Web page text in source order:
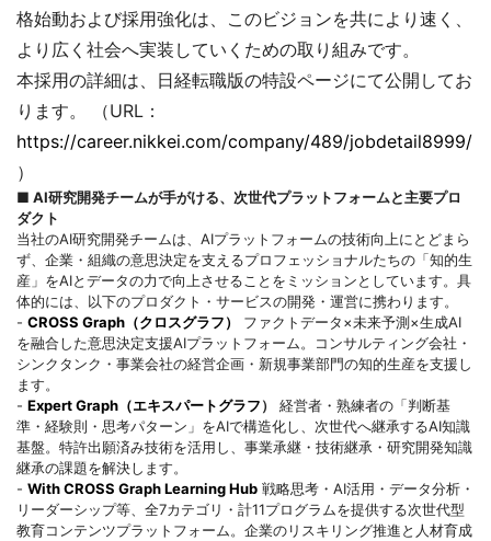
格始動および採用強化は、このビジョンを共により速く、
より広く社会へ実装していくための取り組みです。
本採用の詳細は、日経転職版の特設ページにて公開してお
ります。 （URL：
https://career.nikkei.com/company/489/jobdetail8999/
）
■ AI研究開発チームが手がける、次世代プラットフォームと主要プロ
ダクト
当社のAI研究開発チームは、AIプラットフォームの技術向上にとどまら
ず、企業・組織の意思決定を支えるプロフェッショナルたちの「知的生
産」をAIとデータの力で向上させることをミッションとしています。具
体的には、以下のプロダクト・サービスの開発・運営に携わります。
- CROSS Graph（クロスグラフ）
ファクトデータ×未来予測×生成AI
を融合した意思決定支援AIプラットフォーム。コンサルティング会社・
シンクタンク・事業会社の経営企画・新規事業部門の知的生産を支援し
ます。
- Expert Graph（エキスパートグラフ）
経営者・熟練者の「判断基
準・経験則・思考パターン」をAIで構造化し、次世代へ継承するAI知識
基盤。特許出願済み技術を活用し、事業承継・技術継承・研究開発知識
継承の課題を解決します。
- With CROSS Graph Learning Hub 戦略思考・AI活用・データ分析・
リーダーシップ等、全7カテゴリ・計11プログラムを提供する次世代型
教育コンテンツプラットフォーム。企業のリスキリング推進と人材育成